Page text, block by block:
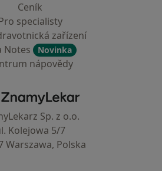
Ceník
specialisty
zařízení
Notes
Novinka
nápovědy
ZnamyLekar - Hlavní stránka
Sp. z o.o.
Kolejowa 5/7
Warszawa, Polska